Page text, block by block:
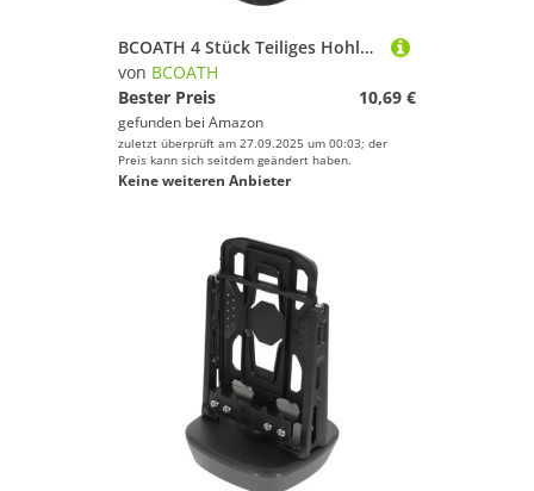
BCOATH 4 Stück Teiliges Hohler Gummibälle mit Hoher Elastizität für Reaktionstraining Vielseitige Trainingsbälle für Hand Auge koordination Langlebig und Geeignet für Fitnesslevel
von BCOATH
Bester Preis
10,69 €
gefunden bei Amazon
zuletzt überprüft am 27.09.2025 um 00:03; der
Preis kann sich seitdem geändert haben.
Keine weiteren Anbieter